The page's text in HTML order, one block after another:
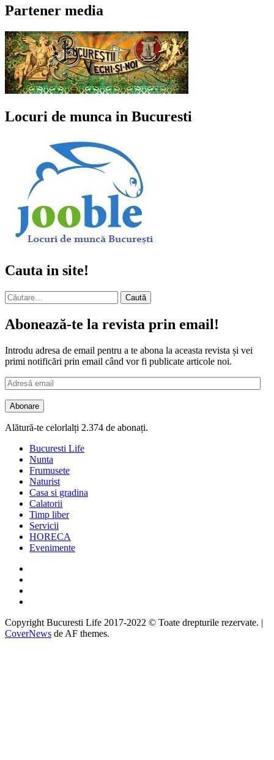
Partener media
Locuri de munca in Bucuresti
Cauta in site!
Caută
după:
Abonează-te la revista prin email!
Introdu adresa de email pentru a te abona la aceasta revista și vei
primi notificări prin email când vor fi publicate articole noi.
Adresă
email
Abonare
Alătură-te celorlalți 2.374 de abonați.
Bucuresti Life
Nunta
Frumusete
Naturist
Casa si gradina
Calatorii
Timp liber
Servicii
HORECA
Evenimente
Copyright Bucuresti Life 2017-2022 © Toate drepturile rezervate. |
CoverNews de AF themes.